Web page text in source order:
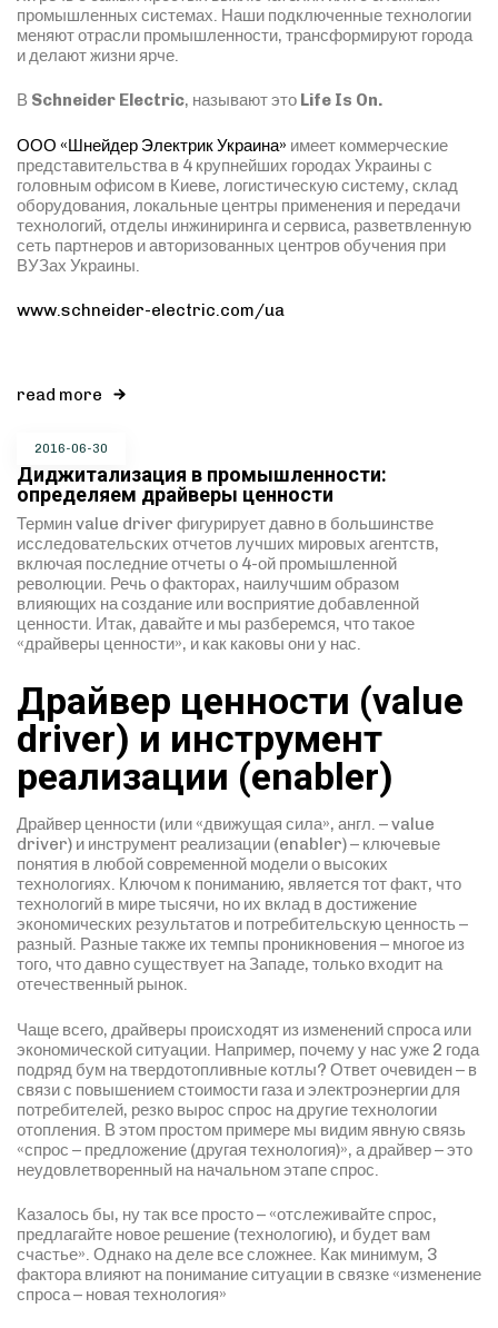
промышленных системах. Наши подключенные технологии
меняют отрасли промышленности, трансформируют города
и делают жизни ярче.
В Schneider Electric, называют это Life Is On.
ООО «Шнейдер Электрик Украина» имеет коммерческие
представительства в 4 крупнейших городах Украины с
головным офисом в Киеве, логистическую систему, склад
оборудования, локальные центры применения и передачи
технологий, отделы инжиниринга и сервиса, разветвленную
сеть партнеров и авторизованных центров обучения при
ВУЗах Украины.
www.schneider-electric.com/ua
read more
2016-06-30
Диджитализация в промышленности:
определяем драйверы ценности
Термин value driver фигурирует давно в большинстве
исследовательских отчетов лучших мировых агентств,
включая последние отчеты о 4-ой промышленной
революции. Речь о факторах, наилучшим образом
влияющих на создание или восприятие добавленной
ценности. Итак, давайте и мы разберемся, что такое
«драйверы ценности», и как каковы они у нас.
Драйвер ценности (value
driver) и инструмент
реализации (enabler)
Драйвер ценности (или «движущая сила», англ. – value
driver) и инструмент реализации (enabler) – ключевые
понятия в любой современной модели о высоких
технологиях. Ключом к пониманию, является тот факт, что
технологий в мире тысячи, но их вклад в достижение
экономических результатов и потребительскую ценность –
разный. Разные также их темпы проникновения – многое из
того, что давно существует на Западе, только входит на
отечественный рынок.
Чаще всего, драйверы происходят из изменений спроса или
экономической ситуации. Например, почему у нас уже 2 года
подряд бум на твердотопливные котлы? Ответ очевиден – в
связи с повышением стоимости газа и электроэнергии для
потребителей, резко вырос спрос на другие технологии
отопления. В этом простом примере мы видим явную связь
«спрос – предложение (другая технология)», а драйвер – это
неудовлетворенный на начальном этапе спрос.
Казалось бы, ну так все просто – «отслеживайте спрос,
предлагайте новое решение (технологию), и будет вам
счастье». Однако на деле все сложнее. Как минимум, 3
фактора влияют на понимание ситуации в связке «изменение
спроса – новая технология»